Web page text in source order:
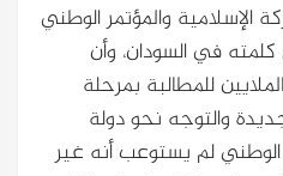
الإسلامية والمؤتمر الوطني
في السودان، وأن
للمطالبة بمرحلة
والتوجه نحو دولة
الوطني لم يستوعب أنه غير